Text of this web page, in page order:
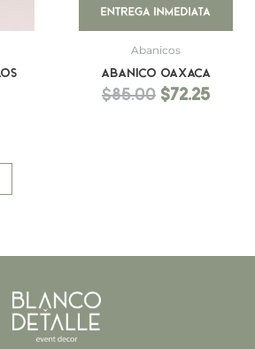
Abanicos
Abanico Oaxaca
$85.00 $72.25